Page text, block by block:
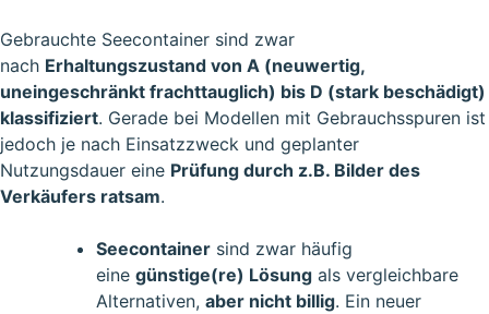
Gebrauchte Seecontainer sind zwar
nach Erhaltungszustand von A (neuwertig,
uneingeschränkt frachttauglich) bis D (stark beschädigt)
klassifiziert. Gerade bei Modellen mit Gebrauchsspuren ist
jedoch je nach Einsatzzweck und geplanter
Nutzungsdauer eine Prüfung durch z.B. Bilder des
Verkäufers ratsam.
Seecontainer sind zwar häufig
eine günstige(re) Lösung als vergleichbare
Alternativen, aber nicht billig. Ein neuer